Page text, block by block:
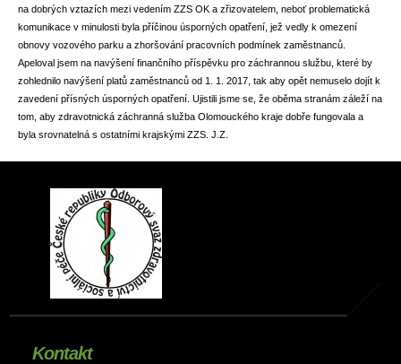
na dobrých vztazích mezi vedením ZZS OK a zřizovatelem, neboť problematická
komunikace v minulosti byla příčinou úsporných opatření, jež vedly k omezení
obnovy vozového parku a zhoršování pracovních podmínek zaměstnanců.
Apeloval jsem na navýšení finančního příspěvku pro záchrannou službu, které by
zohlednilo navýšení platů zaměstnanců od 1. 1. 2017, tak aby opět nemuselo dojít k
zavedení přísných úsporných opatření. Ujistili jsme se, že oběma stranám záleží na
tom, aby zdravotnická záchranná služba Olomouckého kraje dobře fungovala a
byla srovnatelná s ostatními krajskými ZZS. J.Z.
Kontakt